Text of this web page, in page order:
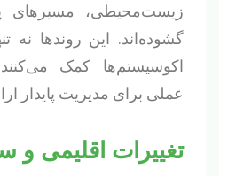
زیست‌محیطی، مسیرهای
گشوده‌اند. این روندها نه
اکوسیستم‌ها کمک
عملی برای مدیریت پایدار
تغییرات اقلیمی و